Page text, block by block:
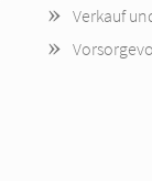
Verkauf